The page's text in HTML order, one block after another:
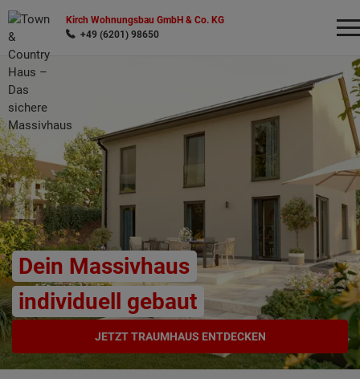
Kirch Wohnungsbau GmbH & Co. KG
+49 (6201) 98650
Dein Massivhaus
individuell gebaut
JETZT TRAUMHAUS ENTDECKEN
Wonach möchten Sie suchen?